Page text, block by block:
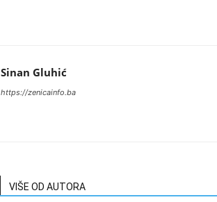
Sinan Gluhić
https://zenicainfo.ba
VIŠE OD AUTORA